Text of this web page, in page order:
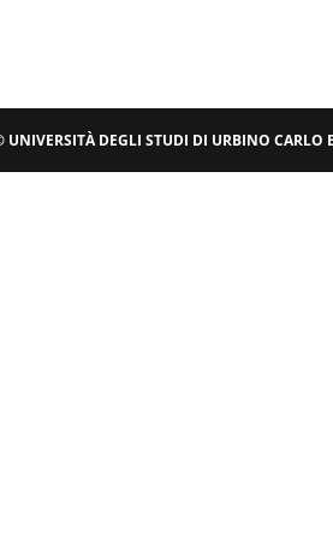
UNIVERSITÀ DEGLI STUDI DI URBINO CARLO